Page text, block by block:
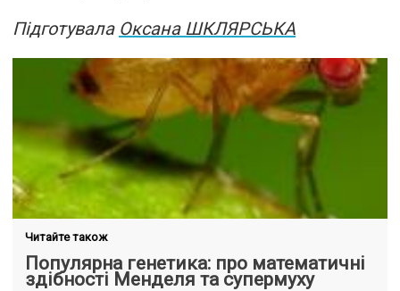
Підготувала Оксана ШКЛЯРСЬКА
Читайте також
Популярна генетика: про математичні
здібності Менделя та супермуху